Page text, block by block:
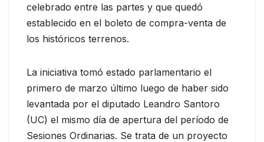
celebrado entre las partes y que quedó
establecido en el boleto de compra-venta de
los históricos terrenos.
La iniciativa tomó estado parlamentario el
primero de marzo último luego de haber sido
levantada por el diputado Leandro Santoro
(UC) el mismo día de apertura del período de
Sesiones Ordinarias. Se trata de un proyecto